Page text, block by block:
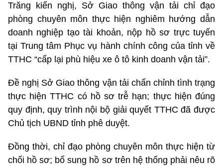
Trăng kiến nghị, Sở Giao thông vận tải chỉ đạo
phòng chuyên môn thực hiện nghiêm hướng dẫn
doanh nghiệp tạo tài khoản, nộp hồ sơ trực tuyến
tại Trung tâm Phục vụ hành chính công của tỉnh về
TTHC “cấp lại phù hiệu xe ô tô kinh doanh vận tải”.
Đề nghị Sở Giao thông vận tải chấn chỉnh tình trạng
thực hiện TTHC có hồ sơ trễ hạn; thực hiện đúng
quy định, quy trình nội bộ giải quyết TTHC đã được
Chủ tịch UBND tỉnh phê duyệt.
Đồng thời, chỉ đạo phòng chuyên môn thực hiện từ
chối hồ sơ; bổ sung hồ sơ trên hệ thống phải nêu rõ